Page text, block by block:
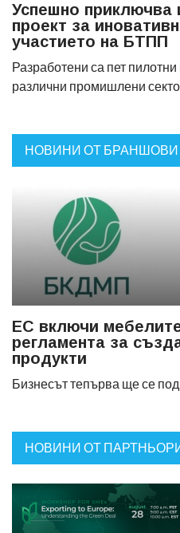
Успешно приключва
проект за
участието на БТПП
Разработени са пет
различни промишлени
НОВИНИ ОТ
ЕС включи
регламента за
продукти
Бизнесът тепърва ще се
НОВИНИ ОТ